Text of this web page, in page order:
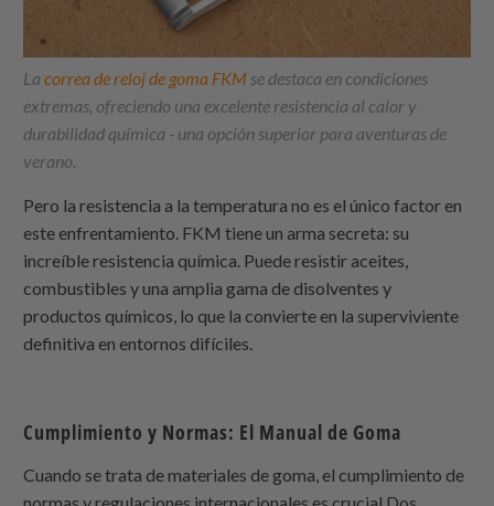
Lacorrea de reloj de goma FKM se destaca en condiciones
extremas, ofreciendo una excelente resistencia al calor y
durabilidad química - una opción superior para aventuras de
verano.
Pero la resistencia a la temperatura no es el único factor en
este enfrentamiento. FKM tiene un arma secreta: su
increíble resistencia química. Puede resistir aceites,
combustibles y una amplia gama de disolventes y
productos químicos, lo que la convierte en la superviviente
definitiva en entornos difíciles.
Cumplimiento y Normas: El Manual de Goma
Cuando se trata de materiales de goma, el cumplimiento de